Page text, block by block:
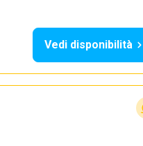
Vedi disponibilità